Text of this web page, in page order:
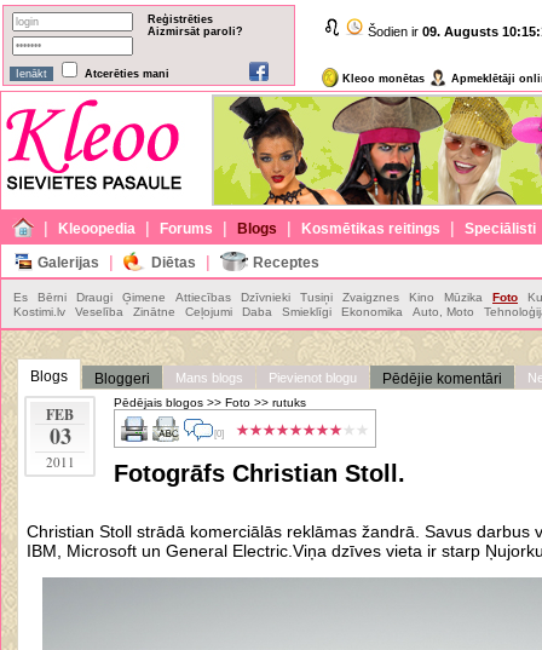
Reģistrēties
Aizmirsāt paroli?
Atcerēties mani
Šodien ir 09. Augusts
Kleoo monētas Apmeklētāji
| Kleoopedia | Forums | Blogs | Kosmētikas reitings | Speciālisti
Galerijas | Diētas | Receptes
Es Bērni Draugi Ģimene Attiecības Dzīvnieki Tusiņi Zvaigznes Kino Mūzika Foto
Kostimi.lv
Veselība Zinātne Ceļojumi Daba Smieklīgi Ekonomika Auto, Moto
Blogs Bloggeri Mans blogs Pievienot blogu Pēdējie komentāri
FEB
03
2011
Pēdējais blogos >> Foto >> rutuks
[0]
Fotogrāfs Christian Stoll.
Christian Stoll strādā komerciālās reklāmas žandrā. Savus darbus
IBM, Microsoft un General Electric.Viņa dzīves vieta ir starp